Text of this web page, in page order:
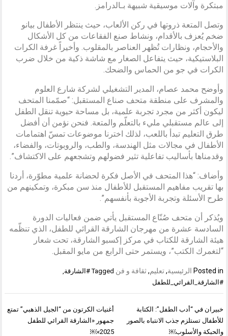
مبتكرة وآلات موسيقية شبيهة بـالدرامز.
وتصل المتعة ذروتها في ركن الألعاب، حيث ينتظر الأطفال بيانو
ضخم يُعزف بالأقدام، ونشاط صنع الفقاعات من كل الأشكال
والأحجام، ونظارات تُظهر العناصر بالمقلوب. وأخيراً غرفة الكرات
البلاستيكية، حيث يتفاعل الصغار مع شاشة ذكية من خلال ضرب
الكرات في جو من الحماس والضحك.
وأوضح محمد عصام، المدير التشغيلي لشركة شارع العلوم
والمشرف على منطقة متحف صناع المستقبل: “صمّمنا المتحف
ليكون أكثر من مجرد تجربة علمية، بل مساحة حيوية تنقل الطفل
إلى عالم مستقبلي مليء بالتعلّم والمتعة. فنحن نؤمن أن أفضل
طرق التعليم تبدأ باللعب، لذلك اخترنا موضوعات تمسّ اهتمامات
الأطفال في مجالات مثل الهندسة، والطب، والروبوتات، والفضاء،
وقدمناها بأساليب تفاعلية تثير فضولهم وتشجعهم على الاكتشاف”.
وأضاف: “هذا المتحف في الأصل فكرة لحضانة علمية مطوّرة، أردنا
بها تقريب مفاهيم المستقبل للأطفال منذ سن مبكرة، وتمكينهم من
طرح الأسئلة وتجربة الأجوبة بأنفسهم”.
ويُذكر أن متحف صُنّاع المستقبل يأتي ضمن فعاليات الدورة
السادسة عشرة من مهرجان الشارقة القرائي للطفل، الذي تنظّمه
هيئة الشارقة للكتاب في مركز إكسبو الشارقة، تحت شعار
“لتغمرك الكتب”، ويستمر حتى الرابع من مايو المقبل.
Posted in الرئيسية,تعليم,ثقافة و فن Tagged #الشارقة,
#الشارقة_القرائي_للطفل
تصفّح
المقالات
أغنيات الكرتون من “الجيل الذهبي” تمتع
جمهور «الشارقة القرائي للطفل
2025»￼
خبيران في “أدب الطفل”: الكتابة
للأطفال تستلزم جذب الانتباه بالصور
والحبكة والأسلوب￼